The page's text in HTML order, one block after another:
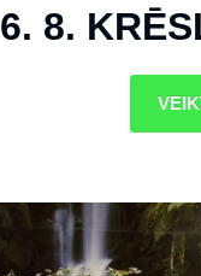
6. 8.